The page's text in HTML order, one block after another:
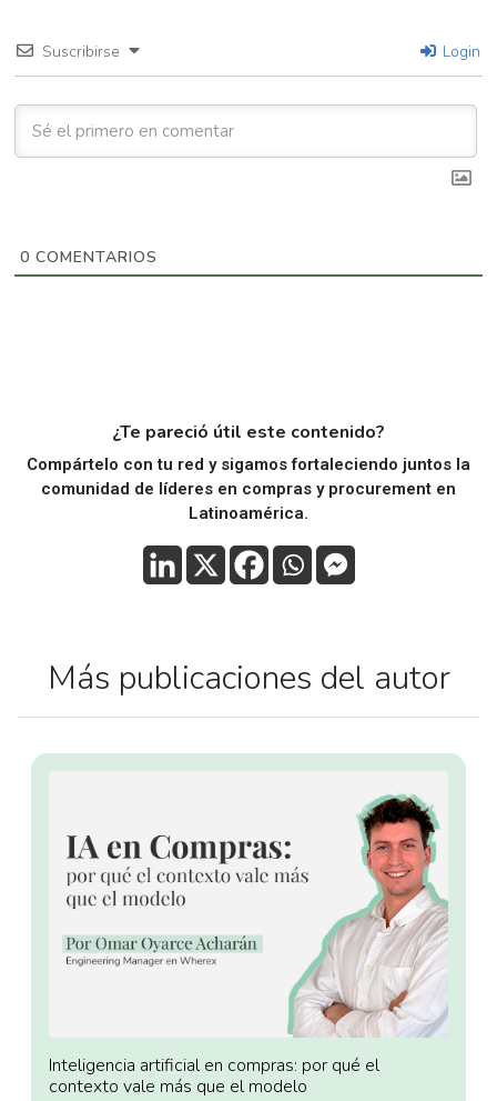
Suscribirse Login
0 COMENTARIOS
¿Te pareció útil este contenido?
Compártelo con tu red y sigamos fortaleciendo juntos la
comunidad de líderes en compras y procurement en
Latinoamérica.
Más publicaciones del autor
Inteligencia artificial en compras: por qué el
contexto vale más que el modelo